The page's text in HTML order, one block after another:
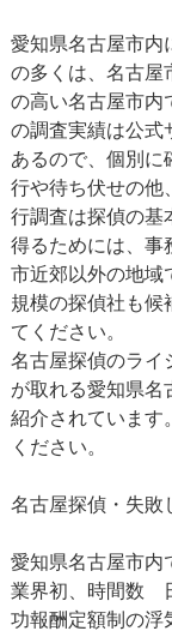
愛知県名古屋市内
の多くは、名古屋
の高い名古屋市内
の調査実績は公式
あるので、個別に
行や待ち伏せの他
行調査は探偵の基
得るためには、事
市近郊以外の地域
規模の探偵社も候
てください。
名古屋探偵のライ
が取れる愛知県名
紹介されています
ください。
名古屋探偵・失敗
愛知県名古屋市内
業界初、時間数
功報酬定額制の浮